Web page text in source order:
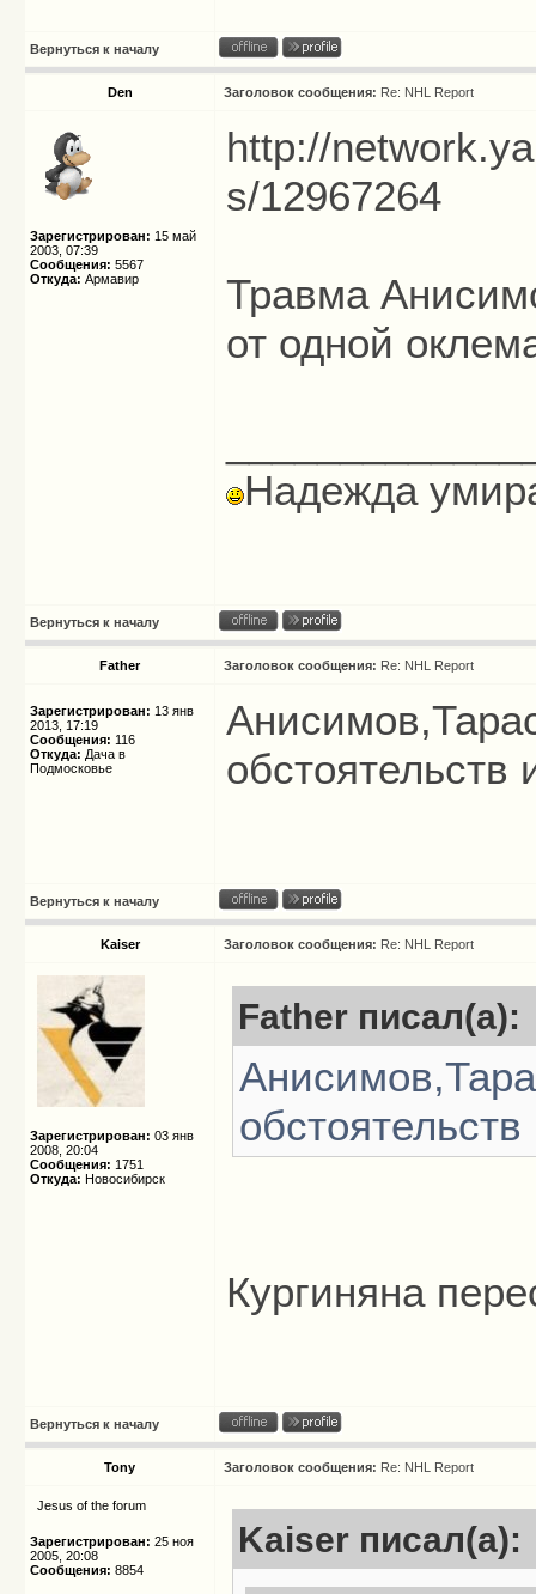
Вернуться к началу
Den Заголовок сообщения: Re: NHL Report
Зарегистрирован: 15 май
2003, 07:39
Сообщения: 5567
Откуда: Армавир
http://
s/12967264
Травма
от одной
Надежда
Вернуться к началу
Father Заголовок сообщения: Re: NHL Report
Зарегистрирован: 13 янв
2013, 17:19
Сообщения: 116
Откуда: Дача в
Подмосковье
обстоятельств
Вернуться к началу
Kaiser Заголовок сообщения: Re: NHL Report
Зарегистрирован: 03 янв
2008, 20:04
Сообщения: 1751
Откуда: Новосибирск
Father писал(а):
Кургиняна
Вернуться к началу
Tony Заголовок сообщения: Re: NHL Report
Jesus of the forum
Зарегистрирован: 25 ноя
2005, 20:08
Сообщения: 8854
Kaiser писал(а):